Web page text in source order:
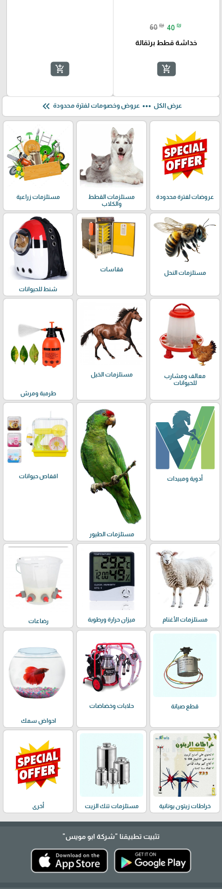
60 ₪ 40 ₪
خداشة قطط برتقالة
add_shopping_cart
add_shopping_cart
عرض الكل more_horiz عروض وخصومات لفترة محدودة keyboard_double_arrow_left
عروضات لفترة محدودة
مستلزمات القطط
والكلاب
مستلزمات زراعية
مستلزمات النحل
فقاسات
شنط للحيوانات
معالف ومشارب
للحيوانات
مستلزمات الخيل
طرمبة ومرش
أدوية ومبيدات
مستلزمات الطيور
اقفاص حيوانات
مستلزمات الأغنام ميزان حرارة ورطوبة رضاعات
قطع صيانة حلابات وخضاضات
احواض سمك
خراطات زيتون يونانية مستلزمات تنك الزيت أخرى
تثبيت تطبيقنا "شركة ابو مويس"